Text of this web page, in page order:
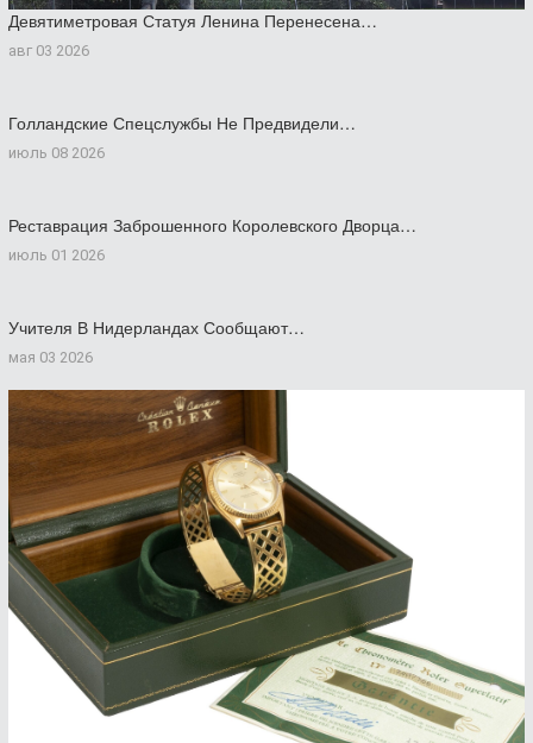
Девятиметровая Статуя Ленина Перенесена…
авг 03 2026
Голландские Спецслужбы Не Предвидели…
июль 08 2026
Реставрация Заброшенного Королевского Дворца…
июль 01 2026
Учителя В Нидерландах Сообщают…
мая 03 2026